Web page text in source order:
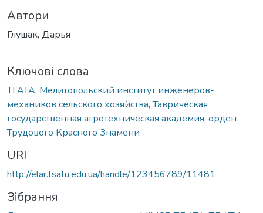
Автори
Глушак, Дарья
Ключові слова
ТГАТА, Мелитопольский институт инженеров-
механиков сельского хозяйства,Таврическая
государственная агротехническая академия, орден
Трудового Красного Знамени
URI
http://elar.tsatu.edu.ua/handle/123456789/11481
Зібрання